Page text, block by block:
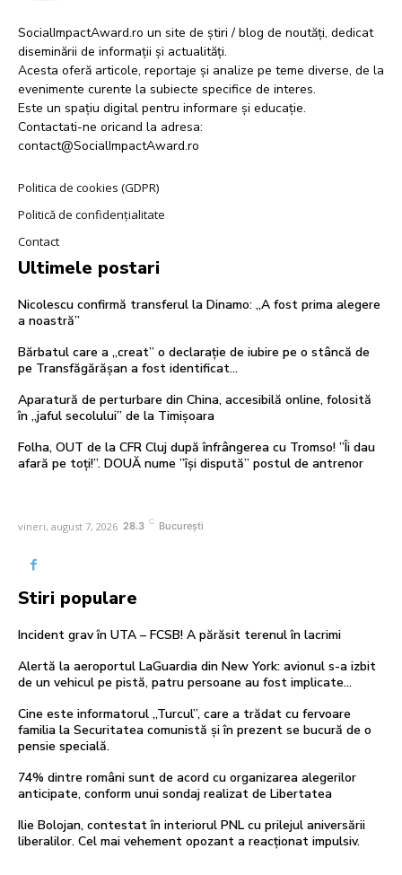
SocialImpactAward.ro un site de știri / blog de noutăți, dedicat
diseminării de informații și actualități.
Acesta oferă articole, reportaje și analize pe teme diverse, de la
evenimente curente la subiecte specifice de interes.
Este un spațiu digital pentru informare și educație.
Contactati-ne oricand la adresa:
contact@SocialImpactAward.ro
Politica de cookies (GDPR)
Politică de confidențialitate
Contact
Ultimele postari
Nicolescu confirmă transferul la Dinamo: „A fost prima alegere
a noastră”
Bărbatul care a „creat” o declarație de iubire pe o stâncă de
pe Transfăgărășan a fost identificat…
Aparatură de perturbare din China, accesibilă online, folosită
în „jaful secolului” de la Timișoara
Folha, OUT de la CFR Cluj după înfrângerea cu Tromso! ”Îi dau
afară pe toți!”. DOUĂ nume ”își dispută” postul de antrenor
vineri, august 7, 2026 28.3 C București
Stiri populare
Incident grav în UTA – FCSB! A părăsit terenul în lacrimi
Alertă la aeroportul LaGuardia din New York: avionul s-a izbit
de un vehicul pe pistă, patru persoane au fost implicate…
Cine este informatorul „Turcul”, care a trădat cu fervoare
familia la Securitatea comunistă și în prezent se bucură de o
pensie specială.
74% dintre români sunt de acord cu organizarea alegerilor
anticipate, conform unui sondaj realizat de Libertatea
Ilie Bolojan, contestat în interiorul PNL cu prilejul aniversării
liberalilor. Cel mai vehement opozant a reacționat impulsiv.